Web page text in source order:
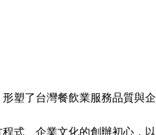
了台灣餐飲業服務品質與企
、企業文化的創辦初心，